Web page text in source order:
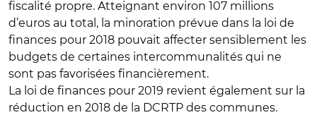
fiscalité propre. Atteignant environ 107 millions
d’euros au total, la minoration prévue dans la loi de
finances pour 2018 pouvait affecter sensiblement les
budgets de certaines intercommunalités qui ne
sont pas favorisées financièrement.
La loi de finances pour 2019 revient également sur la
réduction en 2018 de la DCRTP des communes.